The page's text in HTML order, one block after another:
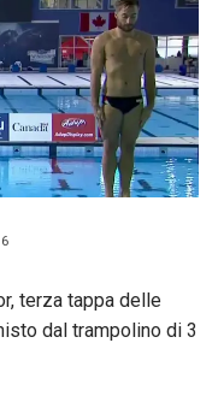
terza tappa delle
dal trampolino di 3